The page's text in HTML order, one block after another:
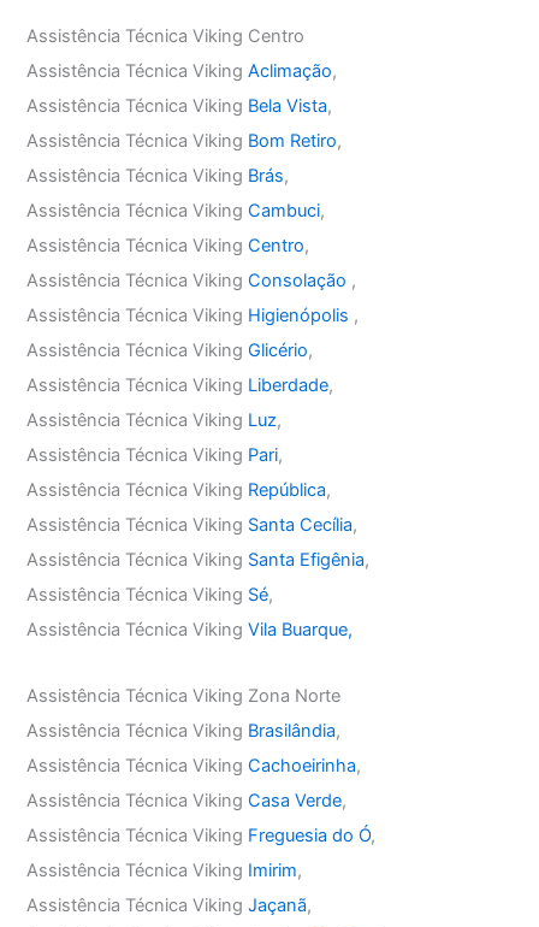
Assistência Técnica Viking Centro
Assistência Técnica VikingAclimação,
Assistência Técnica Viking Bela Vista,
Assistência Técnica Viking Bom Retiro,
Assistência Técnica Viking Brás,
Assistência Técnica VikingCambuci,
Assistência Técnica VikingCentro,
Assistência Técnica VikingConsolação ,
Assistência Técnica Viking Higienópolis ,
Assistência Técnica VikingGlicério,
Assistência Técnica Viking Liberdade,
Assistência Técnica Viking Luz,
Assistência Técnica Viking Pari,
Assistência Técnica Viking República,
Assistência Técnica Viking Santa Cecília,
Assistência Técnica Viking Santa Efigênia,
Assistência Técnica Viking Sé,
Assistência Técnica VikingVila Buarque,
Assistência Técnica Viking Zona Norte
Assistência Técnica Viking Brasilândia,
Assistência Técnica VikingCachoeirinha,
Assistência Técnica VikingCasa Verde,
Assistência Técnica Viking Freguesia do Ó,
Assistência Técnica Viking Imirim,
Assistência Técnica VikingJaçanã,